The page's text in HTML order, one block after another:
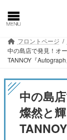
キ
に
フロントページ
中の島店で発見！オ
TANNOY『Autograph
中の島
燦然と